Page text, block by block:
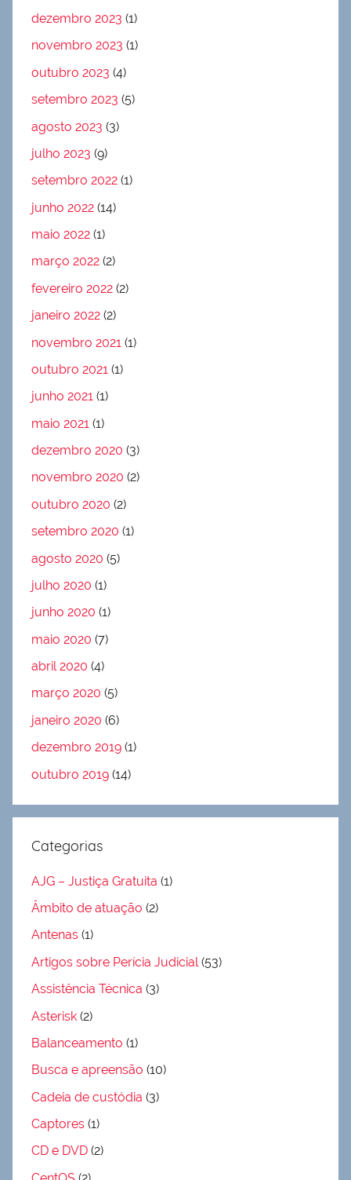
dezembro 2023 (1)
novembro 2023 (1)
outubro 2023 (4)
setembro 2023 (5)
agosto 2023 (3)
julho 2023 (9)
setembro 2022 (1)
junho 2022 (14)
maio 2022 (1)
março 2022 (2)
fevereiro 2022 (2)
janeiro 2022 (2)
novembro 2021 (1)
outubro 2021 (1)
junho 2021 (1)
maio 2021 (1)
dezembro 2020 (3)
novembro 2020 (2)
outubro 2020 (2)
setembro 2020 (1)
agosto 2020 (5)
julho 2020 (1)
junho 2020 (1)
maio 2020 (7)
abril 2020 (4)
março 2020 (5)
janeiro 2020 (6)
dezembro 2019 (1)
outubro 2019 (14)
Categorias
AJG – Justiça Gratuita (1)
Âmbito de atuação (2)
Antenas (1)
Artigos sobre Perícia Judicial(53)
Assistência Técnica (3)
Asterisk (2)
Balanceamento (1)
Busca e apreensão (10)
Cadeia de custódia (3)
Captores (1)
CD e DVD (2)